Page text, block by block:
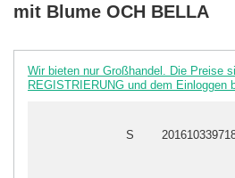
mit Blume OCH BELLA
Wir bieten nur Großhandel. Die Preise
REGISTRIERUNG und dem Einloggen
S